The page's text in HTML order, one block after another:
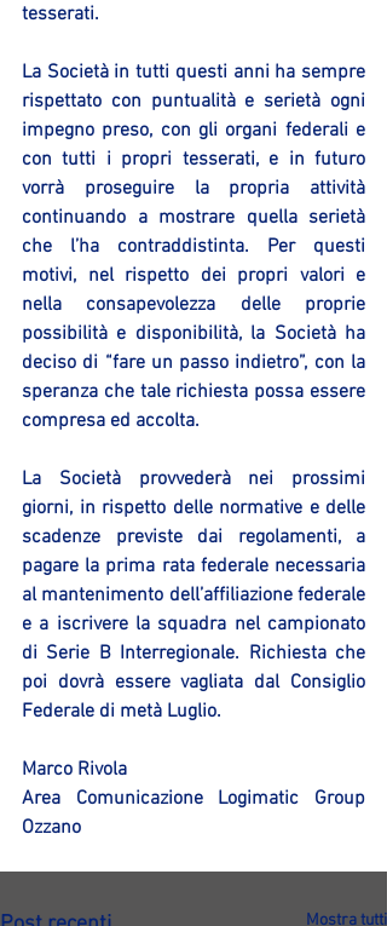
tesserati.
La Società in tutti questi anni ha sempre
rispettato con puntualità e serietà ogni
impegno preso, con gli organi federali e
con tutti i propri tesserati, e in futuro
vorrà proseguire la propria attività
continuando a mostrare quella serietà
che l’ha contraddistinta. Per questi
motivi, nel rispetto dei propri valori e
nella consapevolezza delle proprie
possibilità e disponibilità, la Società ha
deciso di “fare un passo indietro”, con la
speranza che tale richiesta possa essere
compresa ed accolta.
La Società provvederà nei prossimi
giorni, in rispetto delle normative e delle
scadenze previste dai regolamenti, a
pagare la prima rata federale necessaria
al mantenimento dell’affiliazione federale
e a iscrivere la squadra nel campionato
di Serie B Interregionale. Richiesta che
poi dovrà essere vagliata dal Consiglio
Federale di metà Luglio.
Marco Rivola
Area Comunicazione Logimatic Group
Ozzano
Mostra tutti